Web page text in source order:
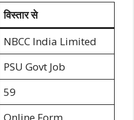
विस्तार से
NBCC India Limited
PSU Govt Job
59
Online Form